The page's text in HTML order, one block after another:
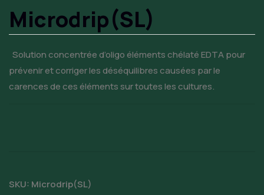
Microdrip(SL)
Solution concentrée d’oligo éléments chélaté EDTA pour
prévenir et corriger les déséquilibres causées par le
carences de ces éléments sur toutes les cultures.
SKU: Microdrip(SL)